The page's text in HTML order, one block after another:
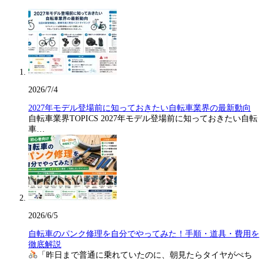
2026/7/4
2027年モデル登場前に知っておきたい自転車業界の最新動向
自転車業界TOPICS 2027年モデル登場前に知っておきたい自転
車…
2026/6/5
自転車のパンク修理を自分でやってみた！手順・道具・費用を
徹底解説
「昨日まで普通に乗れていたのに、朝見たらタイヤがぺち